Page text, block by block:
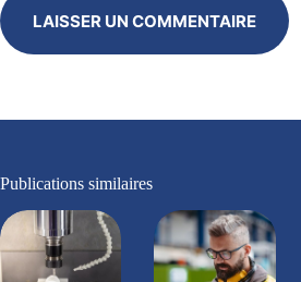
LAISSER UN COMMENTAIRE
Publications similaires